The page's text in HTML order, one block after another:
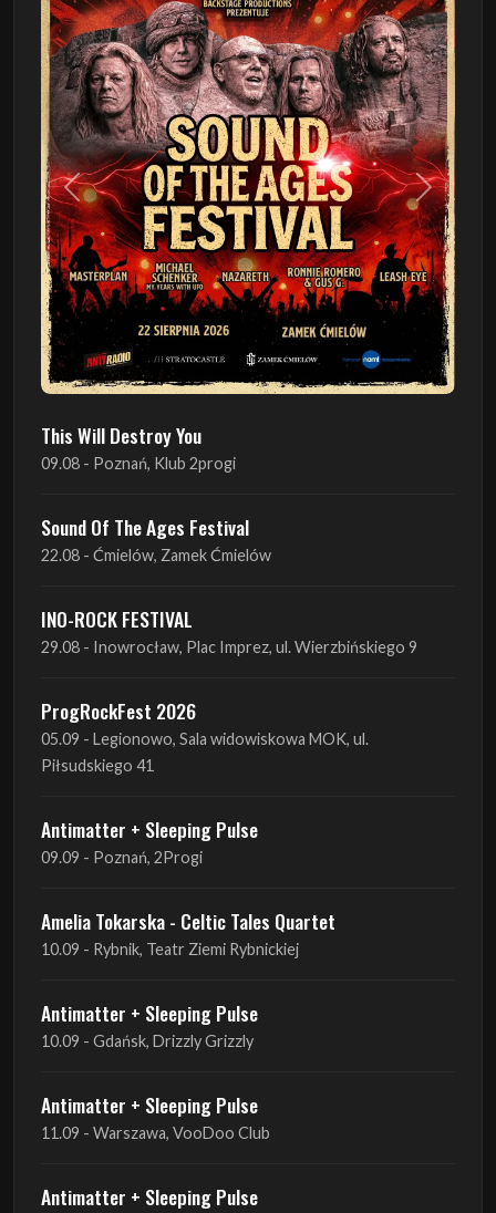
Poprzedni Następny
This Will Destroy You
09.08 - Poznań, Klub 2progi
Sound Of The Ages Festival
22.08 - Ćmielów, Zamek Ćmielów
INO-ROCK FESTIVAL
29.08 - Inowrocław, Plac Imprez, ul. Wierzbińskiego 9
ProgRockFest 2026
05.09 - Legionowo, Sala widowiskowa MOK, ul.
Piłsudskiego 41
Antimatter + Sleeping Pulse
09.09 - Poznań, 2Progi
Amelia Tokarska - Celtic Tales Quartet
10.09 - Rybnik, Teatr Ziemi Rybnickiej
Antimatter + Sleeping Pulse
10.09 - Gdańsk, Drizzly Grizzly
Antimatter + Sleeping Pulse
11.09 - Warszawa, VooDoo Club
Antimatter + Sleeping Pulse